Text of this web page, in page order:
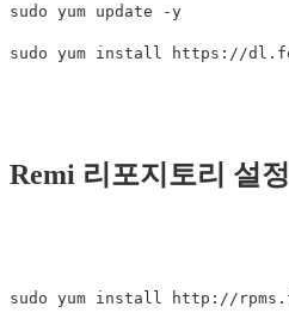
sudo yum update -y
Remi 리포지토리 설정